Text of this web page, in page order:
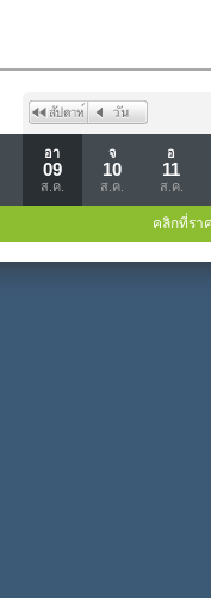
อา
09
ส.ค.
จ
10
ส.ค.
อ
11
ส.ค.
คลิกที่รา